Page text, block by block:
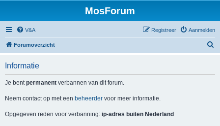
MosForum
V&A Aanmelden
Registreer
Forumoverzicht
Informatie
Je bentpermanent verbannen van dit forum.
Neem contact op met een beheerder voor meer informatie.
Opgegeven reden voor verbanning: ip-adres buiten Nederland